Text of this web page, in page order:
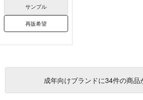
サンプル
再販希望
成年向けブランドに34件の商品